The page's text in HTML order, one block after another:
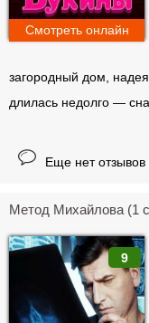
загородный дом,
длилась недолго —
Смотреть онлайн
Еще нет отзывов
Метод Михайлова (1
9